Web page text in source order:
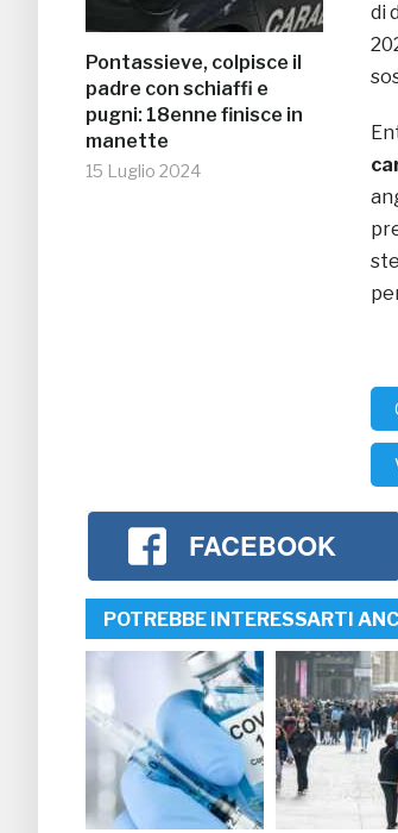
Pontassieve, colpisce il
padre con schiaffi e
pugni: 18enne finisce in
manette
15 Luglio 2024
di
FACEBOOK
POTREBBE INTERESSARTI